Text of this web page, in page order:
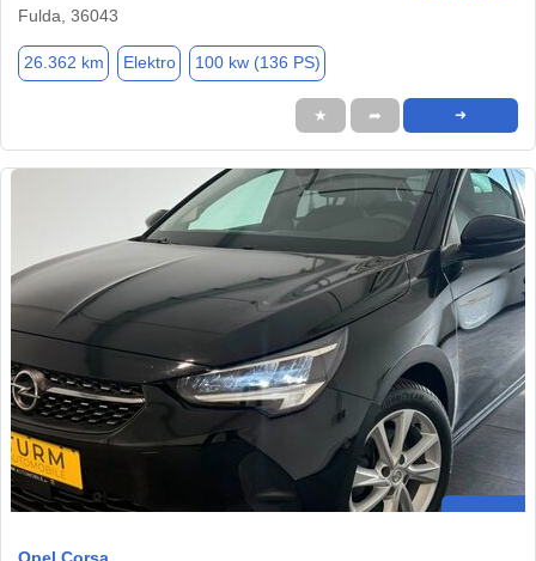
Fulda, 36043
26.362 km Elektro 100 kw (136 PS)
★ ➦ ➜